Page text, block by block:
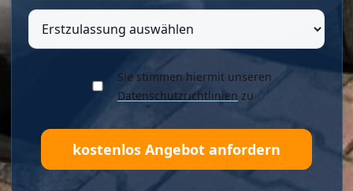
Sie stimmen hiermit unseren
Datenschutzrichtlinien zu